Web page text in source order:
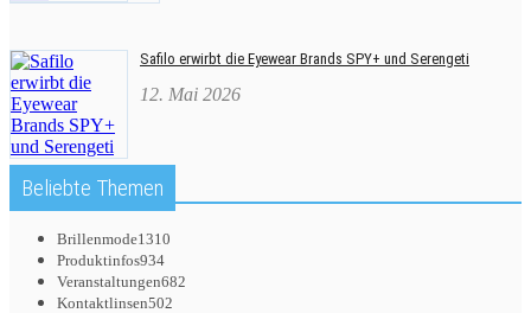
Safilo erwirbt die Eyewear Brands SPY+ und Serengeti
12. Mai 2026
Beliebte Themen
Brillenmode1310
Produktinfos934
Veranstaltungen682
Kontaktlinsen502